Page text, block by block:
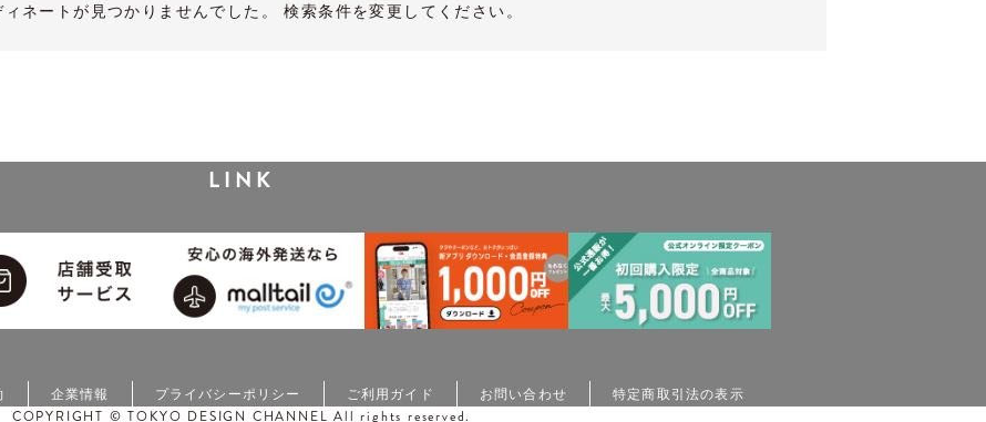
ネートが見つかりませんでした。 検索条件を変更してください。
LINK
企業情報 プライバシーポリシー ご利用ガイド お問い合わせ 特定商取引法の表示
COPYRIGHT © TOKYO DESIGN CHANNEL All rights reserved.